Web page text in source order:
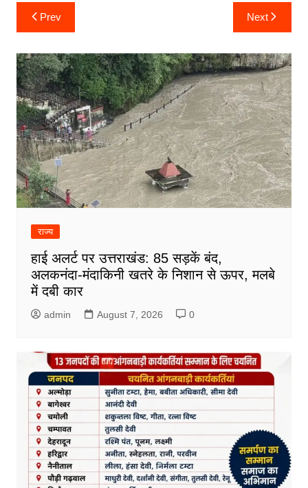
Post
navigation
Prev Next
राज्य
हाई अलर्ट पर उत्तराखंड: 85 सड़कें बंद,
अलकनंदा-मंदाकिनी खतरे के निशान से ऊपर, मलबे
में दबी कार
admin August 7, 2026 0